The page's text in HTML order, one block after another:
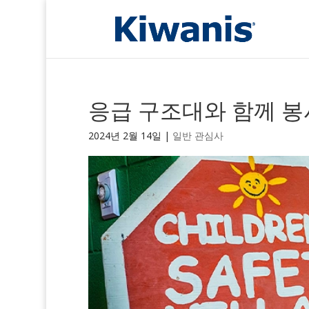
응급 구조대와 함께
2024년 2월 14일 | 일반 관심사